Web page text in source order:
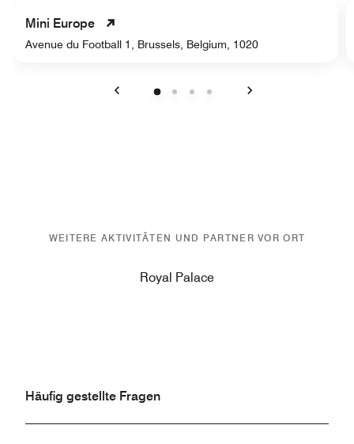
Mini Europe
Avenue du Football 1, Brussels, Belgium, 1020
WEITERE AKTIVITÄTEN UND PARTNER VOR ORT
Royal Palace
Häufig gestellte Fragen